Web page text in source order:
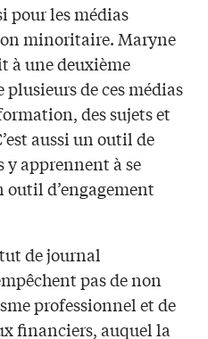
pour les médias
minoritaire. Maryne
à une deuxième
de ces médias
des sujets et
aussi un outil de
y apprennent à se
outil d’engagement
de journal
pas de non
professionnel et de
financiers, auquel la